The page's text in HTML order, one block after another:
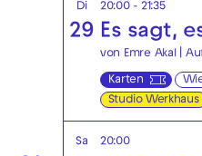
Di
29
20:00 - 21:35
Es sagt,
von Emre Akal |
Karten
Studio Werkhaus
Sa 20:00